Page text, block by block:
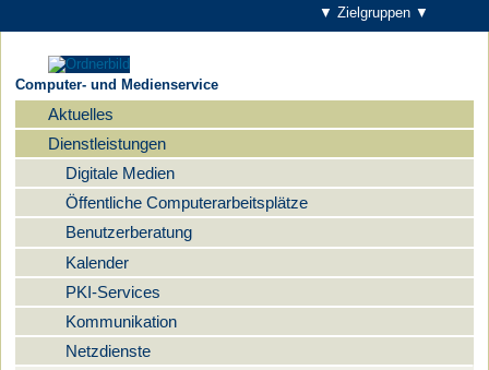
▼ Zielgruppen ▼
Computer- und Medienservice
Navigation
Aktuelles
Dienstleistungen
Digitale Medien
Öffentliche Computerarbeitsplätze
Benutzerberatung
Kalender
PKI-Services
Kommunikation
Netzdienste